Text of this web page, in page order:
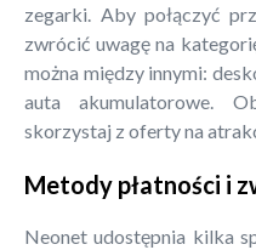
zegarki. Aby połączyć
zwrócić uwagę na
można między innymi:
auta akumulatorowe.
skorzystaj z oferty na
Metody płatności i
Neonet udostępnia kilka